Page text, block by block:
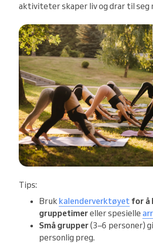
aktiviteter skaper liv og drar til seg
Tips:
Bruk kalenderverktøyet for å
gruppetimereller spesielle
Små grupper(3–6 personer)
personlig preg.